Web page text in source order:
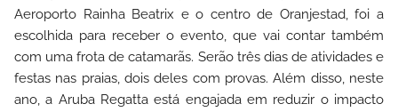
Aeroporto Rainha Beatrix e o centro de Oranjestad, foi a
escolhida para receber o evento, que vai contar também
com uma frota de catamarãs. Serão três dias de atividades e
festas nas praias, dois deles com provas. Além disso, neste
ano, a Aruba Regatta está engajada em reduzir o impacto